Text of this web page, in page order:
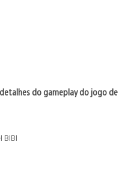
do gameplay do jogo de
BIBI